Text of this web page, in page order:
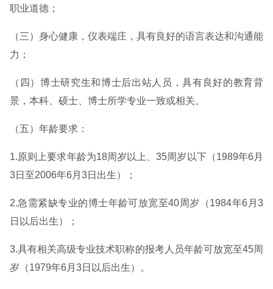
职业道德；
（三）身心健康，仪表端庄，具有良好的语言表达和沟通能
力；
（四）博士研究生和博士后出站人员，具有良好的教育背
景，本科、硕士、博士所学专业一致或相关。
（五）年龄要求：
1.原则上要求年龄为18周岁以上、35周岁以下（1989年6月
3日至2006年6月3日出生）；
2.急需紧缺专业的博士年龄可放宽至40周岁（1984年6月3
日以后出生）；
3.具有相关高级专业技术职称的报考人员年龄可放宽至45周
岁（1979年6月3日以后出生）。